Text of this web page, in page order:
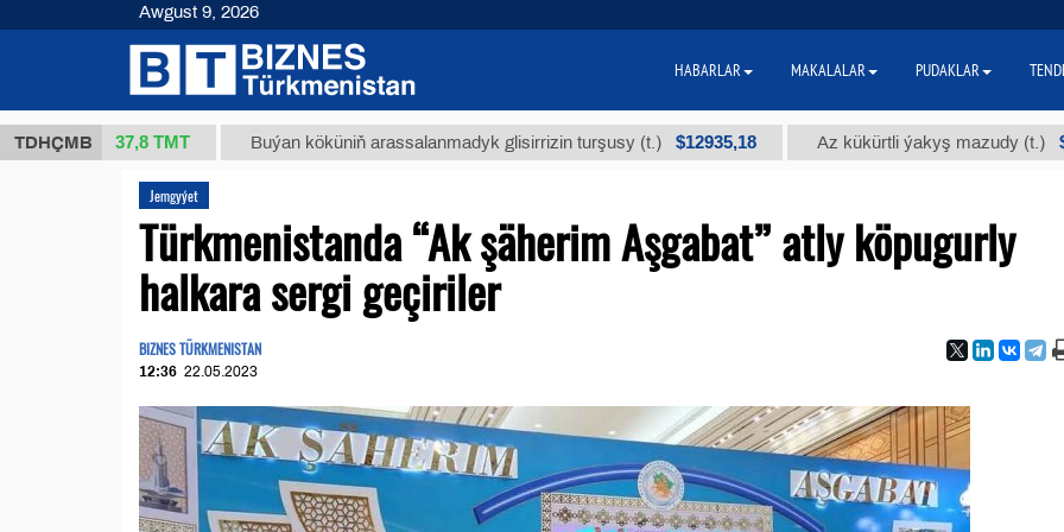
TDHÇMB
(kg.) 37,8 ТМТ Buýan köküniň arassalanmadyk glisirrizin turşusy (t.) $12935,18 Az kükürtli ýakyş mazudy (t.) $300
Jemgyýet
Türkmenistanda “Ak şäherim Aşgabat” atly köpugurly
halkara sergi geçiriler
BIZNES TÜRKMENISTAN
12:36 22.05.2023
Awgust 9, 2026
HABARLAR MAKALALAR PUDAKLAR